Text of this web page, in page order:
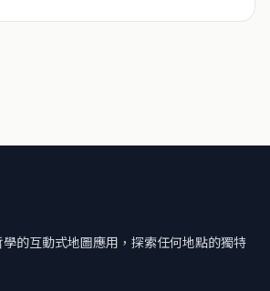
的互動式地圖應用，探索任何地點的獨特